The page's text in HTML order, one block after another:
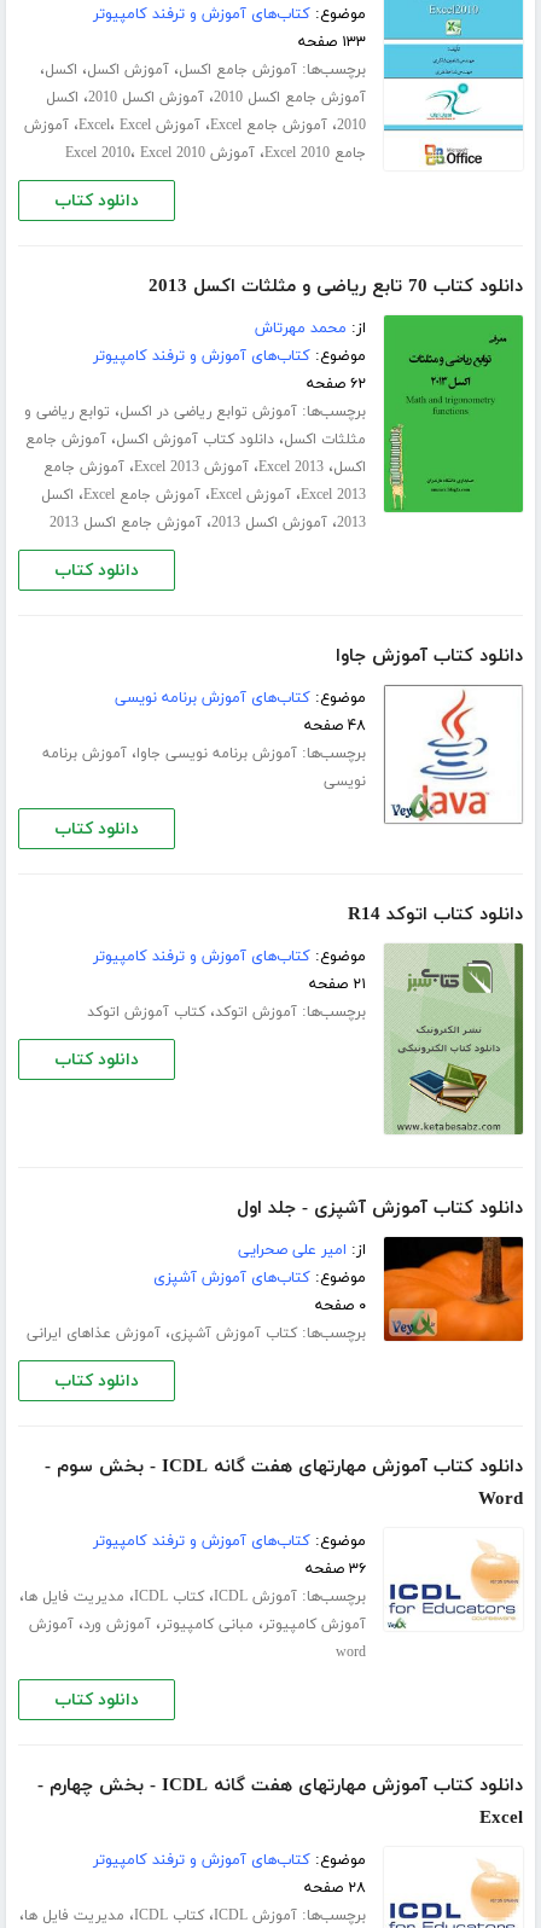
موضوع:کتاب‌های آموزش و ترفند کامپیوتر
۱۳۳ صفحه
برچسب‌ها:آموزش جامع اکسل،آموزش اکسل، اکسل،
آموزش جامع اکسل 2010 ،آموزش اکسل 2010 ، اکسل
2010،آموزش جامع Excel ،آموزش Excel ، Excel ،آموزش
جامع Excel 2010
،آموزش Excel 2010 ، Excel 2010
دانلود کتاب
دانلود کتاب 70 تابع ریاضی و مثلثات اکسل 2013
از: محمد مهرتاش
موضوع:کتاب‌های آموزش و ترفند کامپیوتر
۶۲ صفحه
برچسب‌ها:آموزش توابع ریاضی در اکسل، توابع ریاضی و
مثلثات اکسل،دانلود کتاب آموزش اکسل،آموزش جامع
اکسل،Excel 2013،آموزش Excel 2013 ،آموزش جامع
Excel 2013،آموزش Excel ،آموزش جامع Excel ، اکسل
2013،آموزش اکسل 2013 ،آموزش جامع اکسل 2013
دانلود کتاب
دانلود کتاب آموزش جاوا
موضوع:کتاب‌های آموزش برنامه نویسی
۴۸ صفحه
برچسب‌ها:آموزش برنامه نویسی جاوا،آموزش برنامه
نویسی
دانلود کتاب
دانلود کتاب اتوکد R14
موضوع:کتاب‌های آموزش و ترفند کامپیوتر
۲۱ صفحه
برچسب‌ها:آموزش اتوکد،کتاب آموزش اتوکد
دانلود کتاب
دانلود کتاب آموزش آشپزی - جلد اول
از: امیر علی صحرایی
موضوع:کتاب‌های آموزش آشپزی
۰ صفحه
برچسب‌ها:کتاب آموزش آشپزی،آموزش عذاهای ایرانی
دانلود کتاب
دانلود کتاب آموزش مهارتهای هفت گانه ICDL - بخش سوم -
Word
موضوع:کتاب‌های آموزش و ترفند کامپیوتر
۳۶ صفحه
برچسب‌ها:آموزش ICDL ،کتاب ICDL ، مدیریت فایل ها،
آموزش کامپیوتر، مبانی کامپیوتر،آموزش ورد،آموزش
word
دانلود کتاب
دانلود کتاب آموزش مهارتهای هفت گانه ICDL - بخش چهارم -
Excel
موضوع:کتاب‌های آموزش و ترفند کامپیوتر
۲۸ صفحه
برچسب‌ها:آموزش ICDL ،کتاب ICDL ، مدیریت فایل ها،